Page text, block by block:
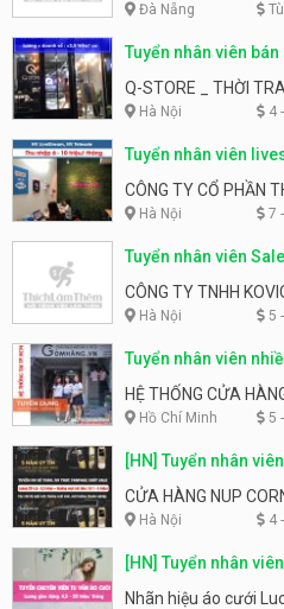
Đà Nẵng
Tuyển nhân viên
Store
Q-STORE _ THỜI
Hà Nội 4
Tuyển nhân viên
thương mại 789 Kids
CÔNG TY CỔ PHẦN
Hà Nội 7
Tuyển nhân viên
C&D
CÔNG TY TNHH
Hà Nội 5
Tuyển nhân viên
Gomhang.vn Hồ Chí
HỆ THỐNG CỬA
Hồ Chí Minh 5
[HN] Tuyển nhân
Cửa hàng NUP
CỬA HÀNG NUP
Hà Nội 4
[HN] Tuyển nhân
hiệu áo cưới Lucy’s
Nhãn hiệu áo cưới